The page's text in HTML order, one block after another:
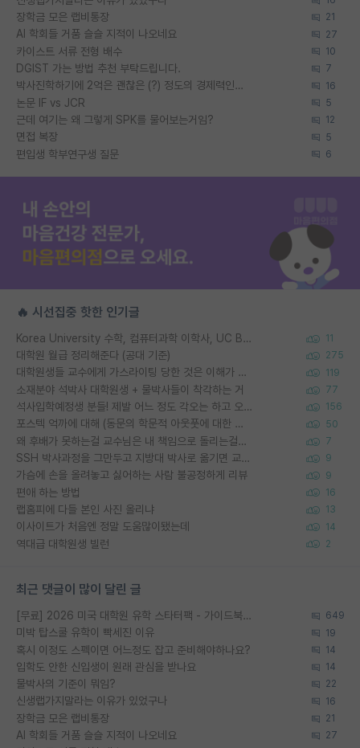
장학금 모은 랩비통장 21
AI 학회들 거품 슬슬 지적이 나오네요 27
카이스트 서류 전형 배수 10
DGIST 가는 방법 추천 부탁드립니다. 7
박사진학하기에 2억은 괜찮은 (?) 정도의 경제력인가요 16
논문 IF vs JCR 5
근데 여기는 왜 그렇게 SPK를 물어보는거임? 12
면접 복장 5
편입생 학부연구생 질문 6
🔥 시선집중 핫한 인기글
Korea University 수학, 컴퓨터과학 이학사, UC Berkeley 산업공학 대학원 공학박사가 되는 것은 쉽지 않겠죠? 11
대학원 월급 정리해준다 (공대 기준) 275
대학원생들 교수에게 가스라이팅 당한 것은 이해가 갑니다. 안타깝네요. 119
소재분야 석박사 대학원생 + 물박사들이 착각하는 거 77
석사입학예정생 분들! 제발 어느 정도 각오는 하고 오세요. 156
포스텍 억까에 대해 (동문의 학문적 아웃풋에 대한 반박) 50
왜 후배가 못하는걸 교수님은 내 책임으로 돌리는걸까요? 7
SSH 박사과정을 그만두고 지방대 박사로 옮기면 교수의 꿈은 끝일까요? 9
가슴에 손을 올려놓고 싫어하는 사람 불공정하게 리뷰 9
편애 하는 방법 16
랩홈피에 다들 본인 사진 올리냐 13
이사이트가 처음엔 정말 도움많이됐는데 14
역대급 대학원생 빌런 2
최근 댓글이 많이 달린 글
[무료] 2026 미국 대학원 유학 스타터팩 - 가이드북 & 합격자 컨택메일 템플릿 649
미박 탑스쿨 유학이 빡세진 이유 19
혹시 이정도 스펙이면 어느정도 잡고 준비해야하나요? 14
입학도 안한 신입생이 원래 관심을 받나요 14
물박사의 기준이 뭐임? 22
신생랩가지말라는 이유가 있었구나 16
장학금 모은 랩비통장 21
AI 학회들 거품 슬슬 지적이 나오네요 27